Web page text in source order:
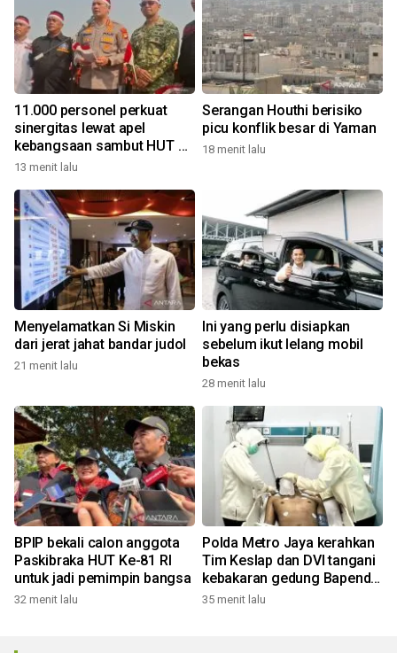
11.000 personel perkuat
sinergitas lewat apel
kebangsaan sambut HUT RI
di kawasan Monas
13 menit lalu
Serangan Houthi berisiko
picu konflik besar di Yaman
18 menit lalu
Menyelamatkan Si Miskin
dari jerat jahat bandar judol
21 menit lalu
Ini yang perlu disiapkan
sebelum ikut lelang mobil
bekas
28 menit lalu
BPIP bekali calon anggota
Paskibraka HUT Ke-81 RI
untuk jadi pemimpin bangsa
32 menit lalu
Polda Metro Jaya kerahkan
Tim Keslap dan DVI tangani
kebakaran gedung Bapenda
DKI
35 menit lalu